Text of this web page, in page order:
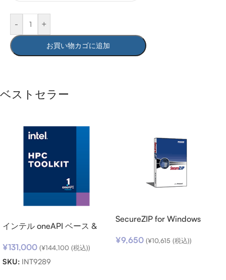
- +
お買い物カゴに追加
ベストセラー
インテル oneAPI ベース &
ノード) SSR (期限内更新用)
¥131,000 (¥144,100 (税込))
SKU: INT9289
SecureZIP for Windows
ンロード
¥9,650 (¥10,615 (税込))